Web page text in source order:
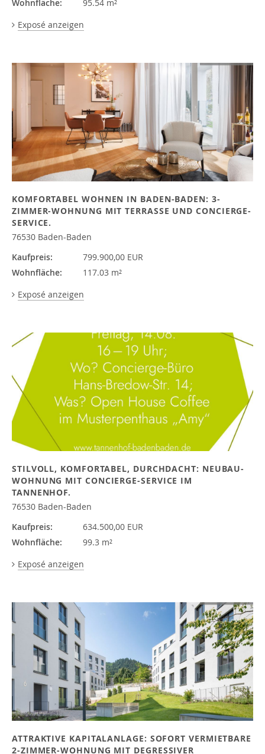
Wohnfläche:
95.54 m²
Exposé anzeigen
KOMFORTABEL WOHNEN IN BADEN-BADEN: 3-
ZIMMER-WOHNUNG MIT TERRASSE UND CONCIERGE-
SERVICE.
76530 Baden-Baden
Kaufpreis:
799.900,00 EUR
Wohnfläche:
117.03 m²
Exposé anzeigen
STILVOLL, KOMFORTABEL, DURCHDACHT: NEUBAU-
WOHNUNG MIT CONCIERGE-SERVICE IM
TANNENHOF.
76530 Baden-Baden
Kaufpreis:
634.500,00 EUR
Wohnfläche:
99.3 m²
Exposé anzeigen
ATTRAKTIVE KAPITALANLAGE: SOFORT VERMIETBARE
2-ZIMMER-WOHNUNG MIT DEGRESSIVER